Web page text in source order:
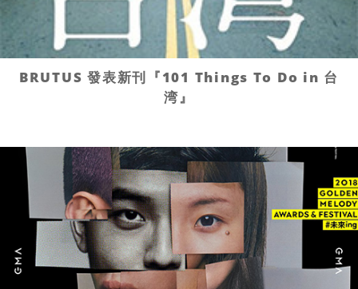
BRUTUS 發表新刊『101 Things To Do in 台
湾』